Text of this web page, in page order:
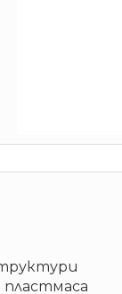
пластмаса